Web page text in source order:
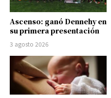
Ascenso: ganó Dennehy en
su primera presentación
3 agosto 2026